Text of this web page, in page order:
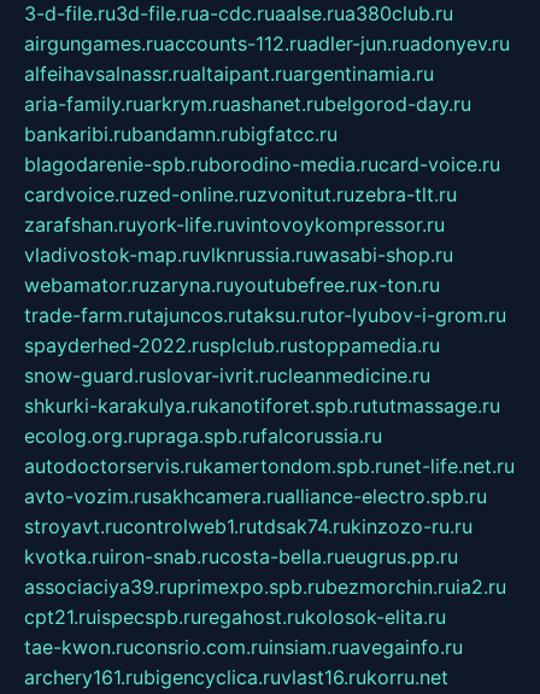
3-d-file.ru3d-file.rua-cdc.ruaalse.rua380club.ru
airgungames.ruaccounts-112.ruadler-jun.ruadonyev.ru
alfeihavsalnassr.rualtaipant.ruargentinamia.ru
aria-family.ruarkrym.ruashanet.rubelgorod-day.ru
bankaribi.rubandamn.rubigfatcc.ru
blagodarenie-spb.ruborodino-media.rucard-voice.ru
cardvoice.ruzed-online.ruzvonitut.ruzebra-tlt.ru
zarafshan.ruyork-life.ruvintovoykompressor.ru
vladivostok-map.ruvlknrussia.ruwasabi-shop.ru
webamator.ruzaryna.ruyoutubefree.rux-ton.ru
trade-farm.rutajuncos.rutaksu.rutor-lyubov-i-grom.ru
spayderhed-2022.rusplclub.rustoppamedia.ru
snow-guard.ruslovar-ivrit.rucleanmedicine.ru
shkurki-karakulya.rukanotiforet.spb.rututmassage.ru
ecolog.org.rupraga.spb.rufalcorussia.ru
autodoctorservis.rukamertondom.spb.runet-life.net.ru
avto-vozim.rusakhcamera.rualliance-electro.spb.ru
stroyavt.rucontrolweb1.rutdsak74.rukinzozo-ru.ru
kvotka.ruiron-snab.rucosta-bella.rueugrus.pp.ru
associaciya39.ruprimexpo.spb.rubezmorchin.ruia2.ru
cpt21.ruispecspb.ruregahost.rukolosok-elita.ru
tae-kwon.ruconsrio.com.ruinsiam.ruavegainfo.ru
archery161.rubigencyclica.ruvlast16.rukorru.net